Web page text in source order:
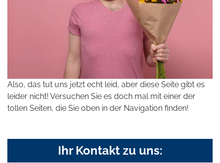
Also, das tut uns jetzt echt leid, aber diese Seite gibt es
leider nicht! Versuchen Sie es doch mal mit einer der
tollen Seiten, die Sie oben in der Navigation finden!
Ihr Kontakt zu uns: